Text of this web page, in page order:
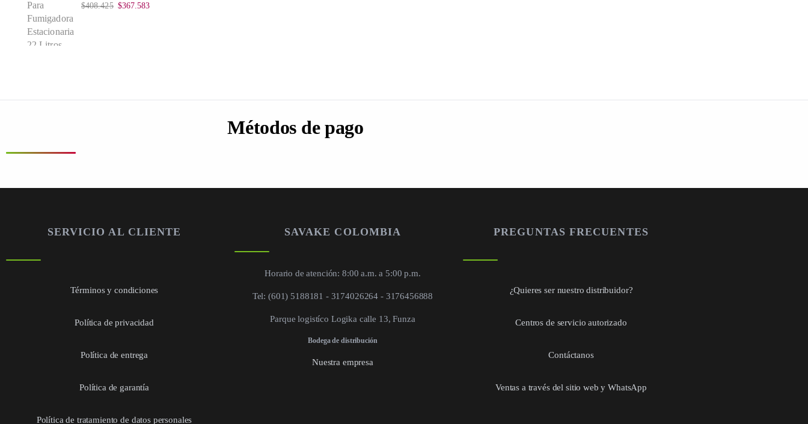
$408.425 $367.583
Métodos de pago
SERVICIO AL CLIENTE
Términos y condiciones
Política de privacidad
Política de entrega
Política de garantía
Política de tratamiento de datos personales
SAVAKE COLOMBIA
Horario de atención: 8:00 a.m. a 5:00 p.m.
Tel: (601) 5188181 - 3174026264 - 3176456888
Parque logistíco Logika calle 13, Funza
Bodega de distribución
Nuestra empresa
PREGUNTAS FRECUENTES
¿Quieres ser nuestro distribuidor?
Centros de servicio autorizado
Contáctanos
Ventas a través del sitio web y WhatsApp